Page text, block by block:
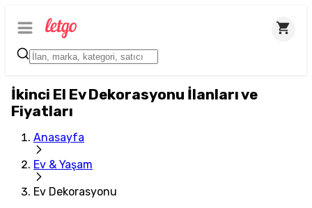
İkinci El Ev Dekorasyonu İlanları ve
Fiyatları
Anasayfa
Ev & Yaşam
Ev Dekorasyonu